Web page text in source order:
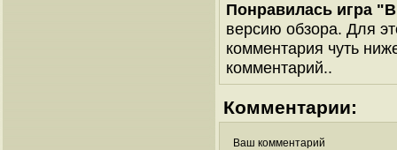
Понравилась игра
версию обзора. Для
комментария чуть
комментарий..
Комментарии:
Ваш комментарий